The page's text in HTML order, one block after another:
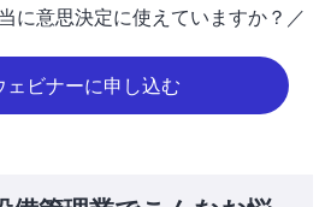
に意思決定に使えていますか？／
ェビナーに申し込む